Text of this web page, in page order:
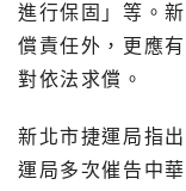
進行保固」等。
償責任外，更應
對依法求償。
新北市捷運局指
運局多次催告中